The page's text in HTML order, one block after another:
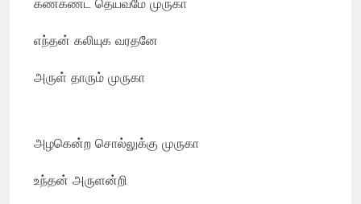
கண்கண்ட தெய்வமே முருகா
எந்தன் கலியுக வரதனே
அருள் தாரும் முருகா
அழகென்ற சொல்லுக்கு முருகா
உந்தன் அருளன்றி